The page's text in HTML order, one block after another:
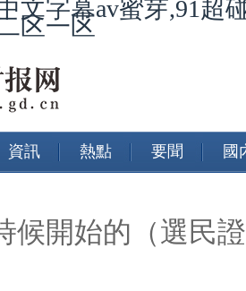
文字幕av蜜芽,91超
区一区
資訊 熱點 要聞 國
候開始的（選民